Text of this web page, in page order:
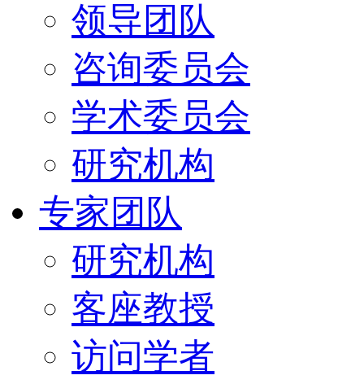
领导团队
咨询委员会
学术委员会
研究机构
专家团队
研究机构
客座教授
访问学者